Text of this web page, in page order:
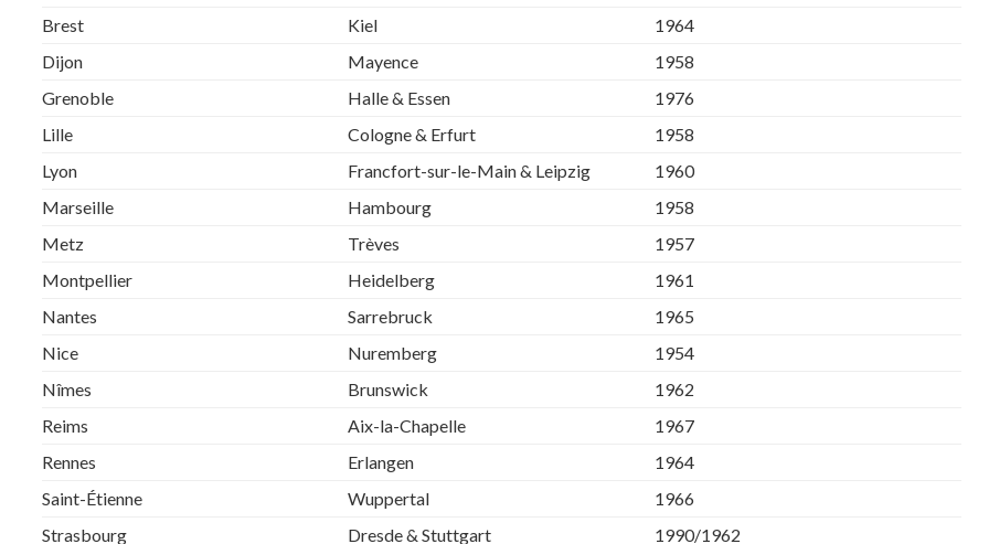
Brest
Kiel
1964
Dijon
Mayence
1958
Grenoble
Halle & Essen
1976
Lille
Cologne & Erfurt
1958
Lyon
Francfort-sur-le-Main & Leipzig
1960
Marseille
Hambourg
1958
Metz
Trèves
1957
Montpellier
Heidelberg
1961
Nantes
Sarrebruck
1965
Nice
Nuremberg
1954
Nîmes
Brunswick
1962
Reims
Aix-la-Chapelle
1967
Rennes
Erlangen
1964
Saint-Étienne
Wuppertal
1966
Strasbourg
Dresde & Stuttgart
1990/1962